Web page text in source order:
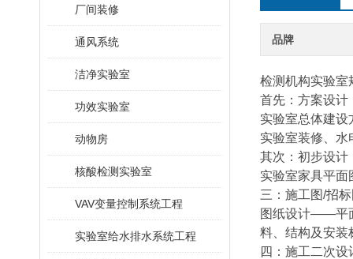
厂间装修
通风系统
洁净实验室
功效实验室
动物房
核酸检测实验室
VAV变量控制系统工程
实验室给水排水系统工程
品牌
检测机构实验室
首先：方案设计
实验室总体建
实验室装修、
其次：初步设计
实验室家具平
三：施工图/招
图纸设计——平
料、结构及安装
四：施工二次设